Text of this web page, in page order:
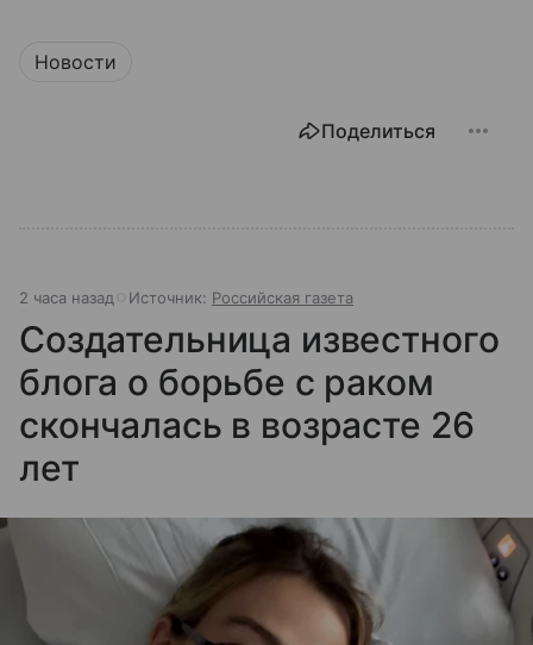
Новости
Поделиться
2 часа назад Источник: Российская газета
Создательница известного
блога о борьбе с раком
скончалась в возрасте 26
лет